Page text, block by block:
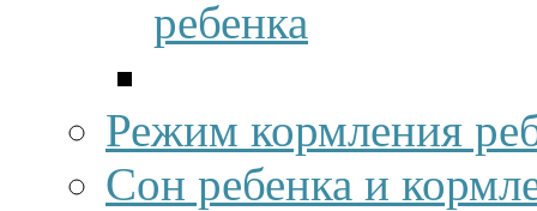
ребенка
Режим кормления
Сон ребенка и